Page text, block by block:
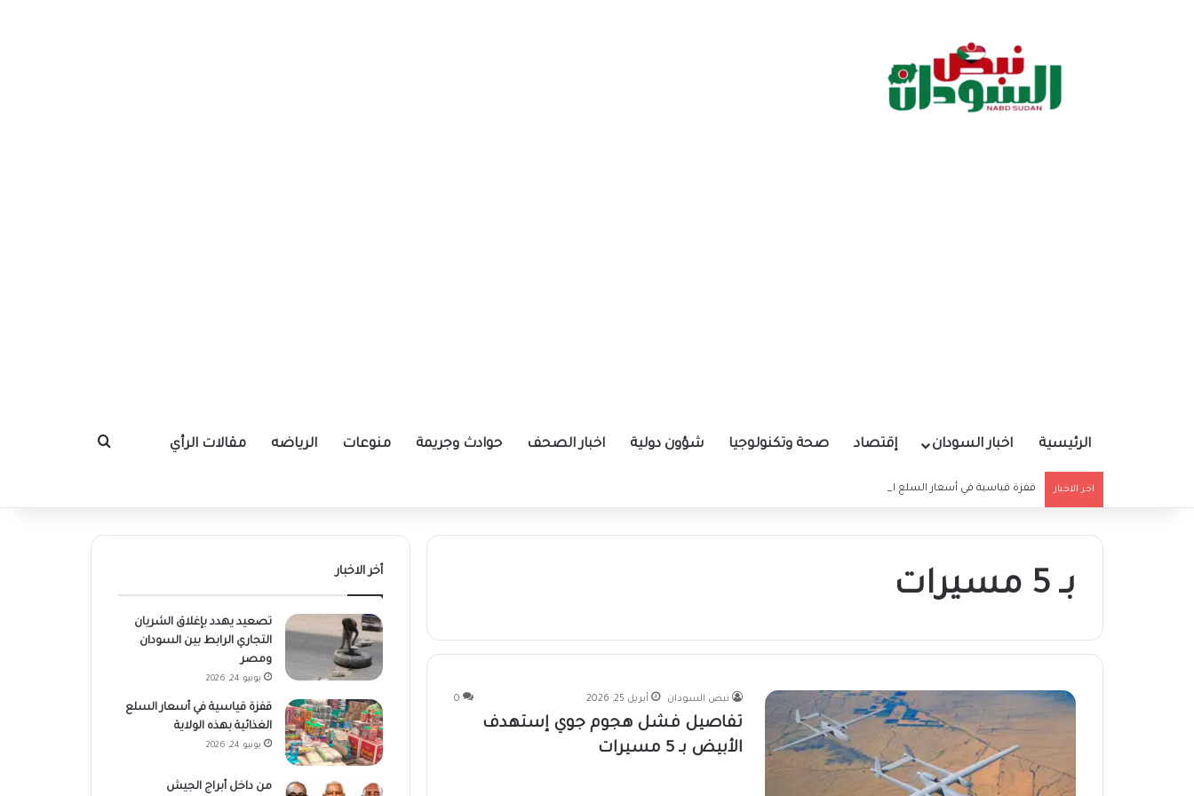
الرئيسية اخبار السودان إقتصاد صحة وتكنولوجيا شؤون دولية اخبار الصحف حوادث وجريمة منوعات الرياضه مقالات الرأي بحث عن
اخر الاخبار قفزة قياسية في أسعار السلع الغذائية بهذه الولاية
بـ 5 مسيرات
نبض السودان أبريل 25, 2026 0
تفاصيل فشل هجوم جوي إستهدف
الأبيض بـ 5 مسيرات
أخر الاخبار
تصعيد يهدد بإغلاق الشريان
التجاري الرابط بين السودان
ومصر
يونيو 24, 2026
قفزة قياسية في أسعار السلع
الغذائية بهذه الولاية
يونيو 24, 2026
من داخل أبراج الجيش